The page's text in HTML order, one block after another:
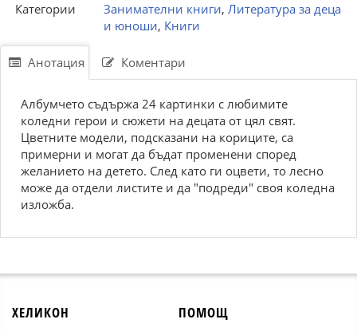
Категории
Занимателни книги, Литература за деца
и юноши, Книги
Анотация Коментари
Албумчето съдържа 24 картинки с любимите
коледни герои и сюжети на децата от цял свят.
Цветните модели, подсказани на кориците, са
примерни и могат да бъдат променени според
желанието на детето. След като ги оцвети, то лесно
може да отдели листите и да "подреди" своя коледна
изложба.
ХЕЛИКОН ПОМОЩ